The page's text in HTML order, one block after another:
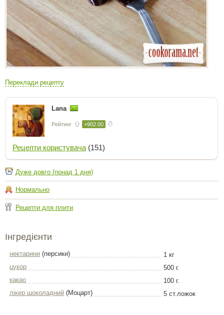
Переклади рецепту
Lana
Рейтинг +902.00
Рецепти користувача (151)
Дуже довго (понад 1 дня)
Нормально
Рецепти для плити
Інгредієнти
нектарини (персики)
1 кг
цукор
500 г.
какао
100 г.
лікер шоколадний (Моцарт) 5 ст.ложок